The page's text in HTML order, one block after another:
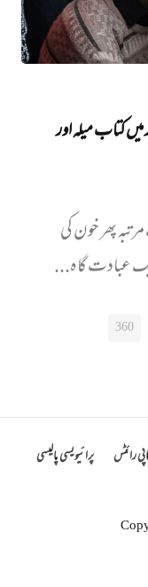
کتاب میلہ اور
پھر خون کی
عبادت گاہ...
360
رائٹس پرائیویسی پالیسی